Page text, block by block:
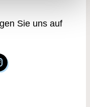
Sie uns auf